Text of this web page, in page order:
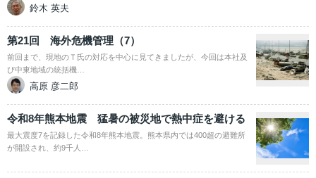
鈴木 英夫
第21回 海外危機管理（7）
前回まで、現地のＴ氏の対応を中心に見てきましたが、今回は本社及
び中東地域の統括機…
高原 彦二郎
令和8年熊本地震 猛暑の被災地で熱中症を避ける
最大震度7を記録した令和8年熊本地震。熊本県内では400超の避難所
が開設され、約9千人…